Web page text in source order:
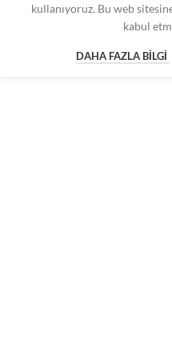
kullanıyoruz. Bu web
kabul
DAHA FAZLA BILGI